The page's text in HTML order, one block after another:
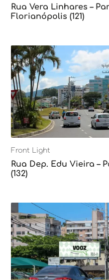
Rua Vera Linhares –
Florianópolis (121)
Front Light
Rua Dep. Edu Vieira –
(132)